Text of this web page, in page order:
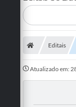
ACESSOS
Editais
Atualizado em: